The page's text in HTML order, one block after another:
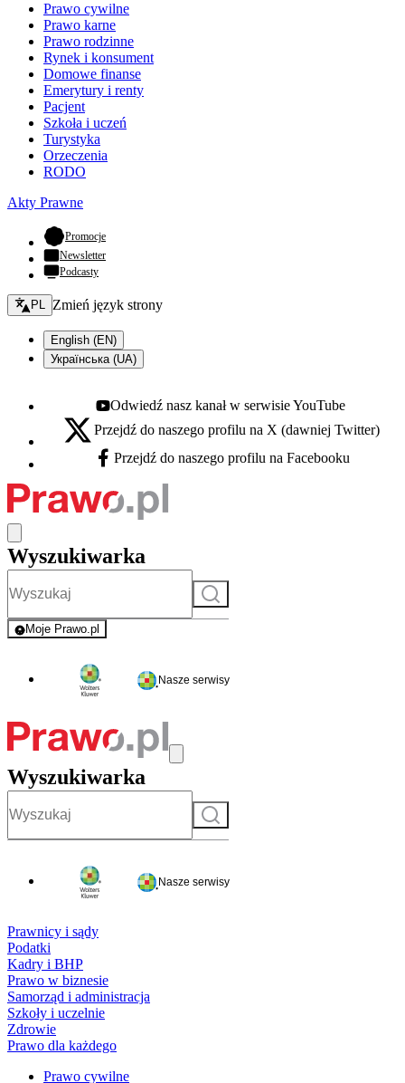
Prawo cywilne
Prawo karne
Prawo rodzinne
Rynek i konsument
Domowe finanse
Emerytury i renty
Pacjent
Szkoła i uczeń
Turystyka
Orzeczenia
RODO
Akty Prawne
Promocje- otwiera się w nowej karcie
Newsletter
Podcasty
Zmień język - bieżący:
PL Zmień język strony
English (EN)
Українська (UA)
Youtube - otwiera się w nowej karcie
Odwiedź nasz kanał w serwisie YouTube
X - otwiera się w nowej karcie
Przejdź do naszego profilu na X (dawniej Twitter)
Facebook - otwiera się w nowej karcie
Przejdź do naszego profilu na Facebooku
Wyszukiwarka
Szukaj
Moje Prawo.pl
- rejestracja i logowanie do serwisu
Nasze serwisy
Wyszukiwarka
Szukaj
Nasze serwisy
Prawnicy i sądy
Podatki
Kadry i BHP
Prawo w biznesie
Samorząd i administracja
Szkoły i uczelnie
Zdrowie
Prawo dla każdego
Prawo cywilne